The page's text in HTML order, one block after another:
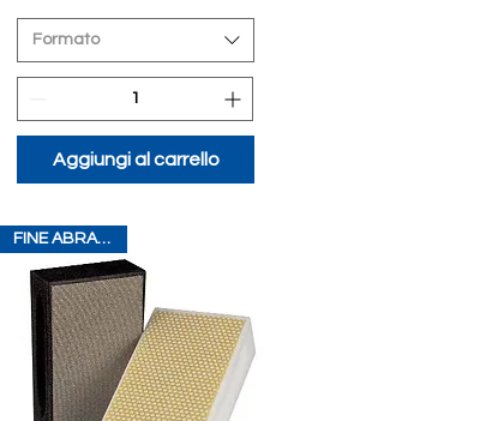
Formato
Aggiungi al carrello
FINE ABRASIONE